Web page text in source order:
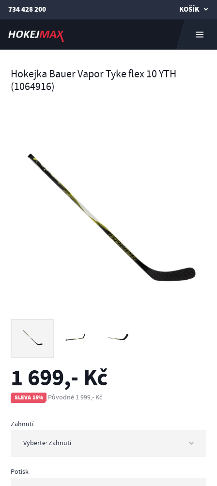
734 428 200 KOŠÍK
Hokejka Bauer Vapor Tyke flex 10 YTH
(1064916)
1 699,- Kč
SLEVA 15% Původně 1 999,- Kč
Zahnutí
Potisk